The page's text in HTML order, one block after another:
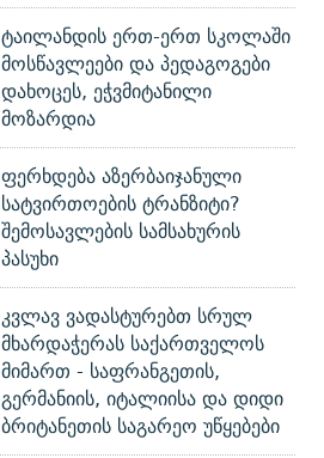
ტაილანდის ერთ-ერთ სკოლაში
მოსწავლეები და პედაგოგები
დახოცეს, ეჭვმიტანილი
მოზარდია
ფერხდება აზერბაიჯანული
სატვირთოების ტრანზიტი?
შემოსავლების სამსახურის
პასუხი
კვლავ ვადასტურებთ სრულ
მხარდაჭერას საქართველოს
მიმართ - საფრანგეთის,
გერმანიის, იტალიისა და დიდი
ბრიტანეთის საგარეო უწყებები